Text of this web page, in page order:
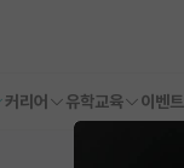
커리어 유학교육 이벤트